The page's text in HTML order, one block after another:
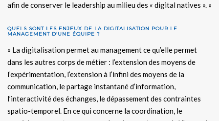
afin de conserver le leadership au milieu des « digital natives ». »
QUELS SONT LES ENJEUX DE LA DIGITALISATION POUR LE
MANAGEMENT D’UNE ÉQUIPE ?
« La digitalisation permet au management ce qu’elle permet
dans les autres corps de métier : l’extension des moyens de
l’expérimentation, l’extension à l’infini des moyens de la
communication, le partage instantané d’information,
l’interactivité des échanges, le dépassement des contraintes
spatio-temporel. En ce qui concerne la coordination, le